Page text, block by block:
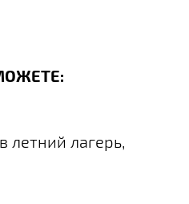
летний лагерь,